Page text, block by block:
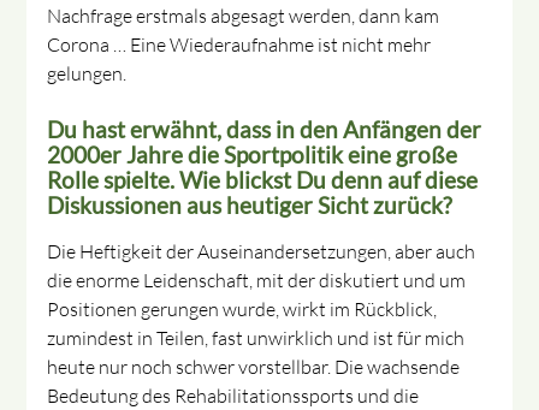
Nachfrage erstmals abgesagt werden, dann kam
Corona … Eine Wiederaufnahme ist nicht mehr
gelungen.
Du hast erwähnt, dass in den Anfängen der
2000er Jahre die Sportpolitik eine große
Rolle spielte. Wie blickst Du denn auf diese
Diskussionen aus heutiger Sicht zurück?
Die Heftigkeit der Auseinandersetzungen, aber auch
die enorme Leidenschaft, mit der diskutiert und um
Positionen gerungen wurde, wirkt im Rückblick,
zumindest in Teilen, fast unwirklich und ist für mich
heute nur noch schwer vorstellbar. Die wachsende
Bedeutung des Rehabilitationssports und die